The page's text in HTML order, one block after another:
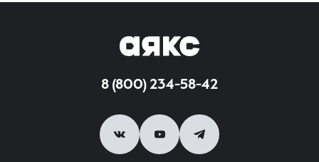
8 (800) 234-58-42